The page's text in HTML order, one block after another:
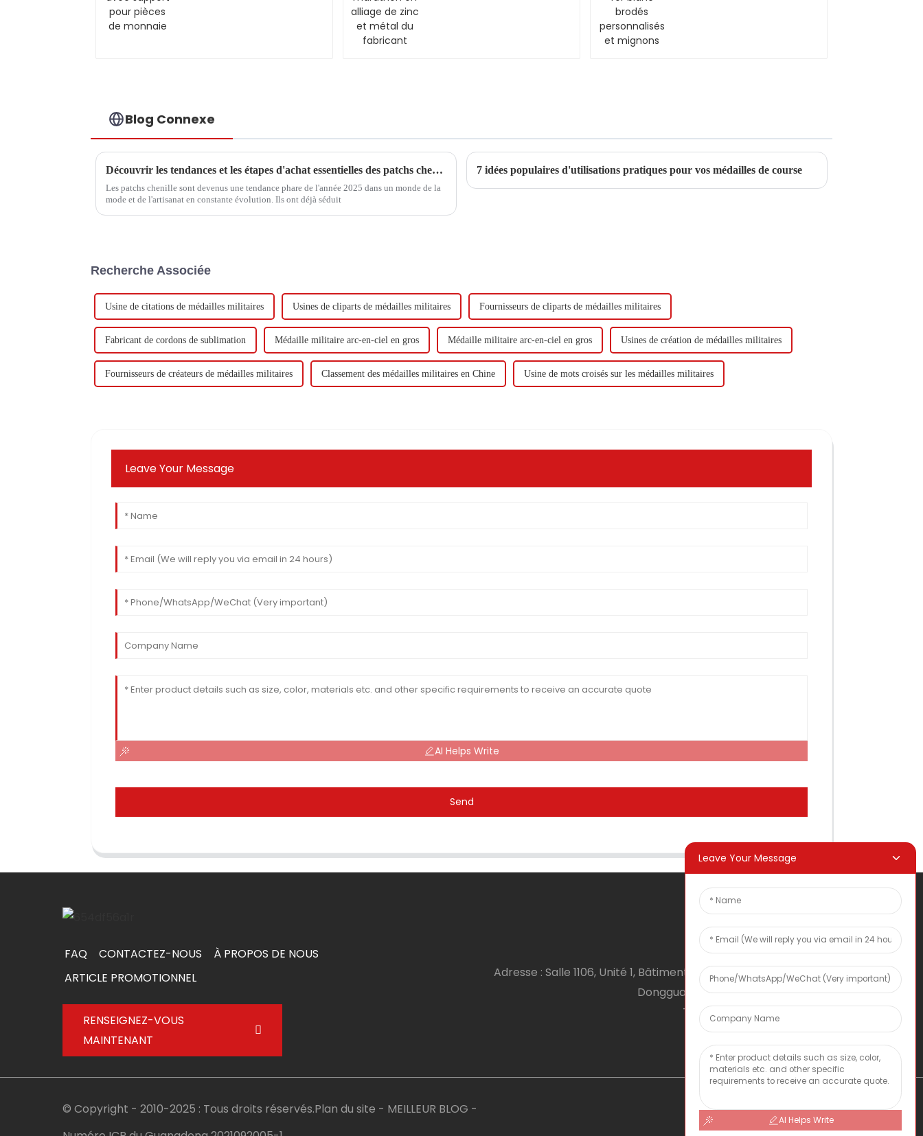
Blog Connexe
Découvrir les tendances et les étapes d'achat essentielles des patchs chenille en 2025
Les patchs chenille sont devenus une tendance phare de l'année 2025 dans un monde de la
mode et de l'artisanat en constante évolution. Ils ont déjà séduit
7 idées populaires d'utilisations pratiques pour vos médailles de course
Recherche Associée
Usine de citations de médailles militaires Usines de cliparts de médailles militaires Fournisseurs de cliparts de médailles militaires
Fabricant de cordons de sublimation Médaille militaire arc-en-ciel en gros Médaille militaire arc-en-ciel en gros Usines de création de médailles militaires
Fournisseurs de créateurs de médailles militaires Classement des médailles militaires en Chine Usine de mots croisés sur les médailles militaires
Leave Your Message
AI Helps Write
Send
FAQ CONTACTEZ-NOUS
À PROPOS DE NOUS
ARTICLE PROMOTIONNEL
RENSEIGNEZ-VOUS
MAINTENANT
Adresse : Salle 1106, Unité 1, Bâtiment 1, No. 2, Tiyu Road, South District,
Dongguan city, Guangdong Province, RPC
Téléphone : 0086 0769-22900190
Courriel : inquiry@hey-gift.com
© Copyright - 2010-2025 : Tous droits réservés.Plan du site - MEILLEUR BLOG -
Leave Your Message
AI Helps Write